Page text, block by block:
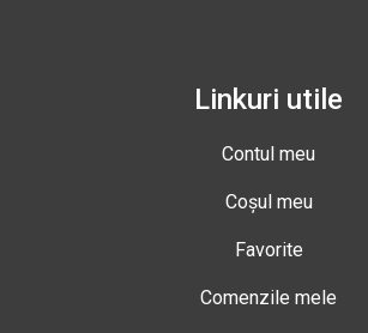
Linkuri utile
Contul meu
Coșul meu
Favorite
Comenzile mele